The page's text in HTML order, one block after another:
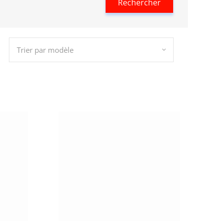
Rechercher
Trier par modèle